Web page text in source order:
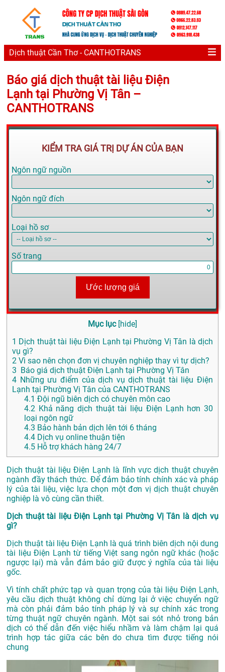
Dịch thuật Cần Thơ - CANTHOTRANS
Báo giá dịch thuật tài liệu Điện
Lạnh tại Phường Vị Tân –
CANTHOTRANS
KIỂM TRA GIÁ TRỊ DỰ ÁN CỦA BẠN
Ngôn ngữ nguồn
Ngôn ngữ đích
Loại hồ sơ
Số trang
Ước lượng giá
Mục lục [hide]
1 Dịch thuật tài liệu Điện Lạnh tại Phường Vị Tân là dịch
vụ gì?
2 Vì sao nên chọn đơn vị chuyên nghiệp thay vì tự dịch?
3 Báo giá dịch thuật Điện Lạnh tại Phường Vị Tân
4 Những ưu điểm của dịch vụ dịch thuật tài liệu Điện
Lạnh tại Phường Vị Tân của CANTHOTRANS
4.1 Đội ngũ biên dịch có chuyên môn cao
4.2 Khả năng dịch thuật tài liệu Điện Lạnh hơn 30
loại ngôn ngữ
4.3 Bảo hành bản dịch lên tới 6 tháng
4.4 Dịch vụ online thuận tiện
4.5 Hỗ trợ khách hàng 24/7
Dịch thuật tài liệu Điện Lạnh là lĩnh vực dịch thuật chuyên
ngành đầy thách thức. Để đảm bảo tính chính xác và pháp
lý của tài liệu, việc lựa chọn một đơn vị dịch thuật chuyên
nghiệp là vô cùng cần thiết.
Dịch thuật tài liệu Điện Lạnh tại Phường Vị Tân là dịch vụ
gì?
Dịch thuật tài liệu Điện Lạnh là quá trình biên dịch nội dung
tài liệu Điện Lạnh từ tiếng Việt sang ngôn ngữ khác (hoặc
ngược lại) mà vẫn đảm bảo giữ được ý nghĩa của tài liệu
gốc.
Vì tính chất phức tạp và quan trọng của tài liệu Điện Lạnh,
yêu cầu dịch thuật không chỉ dừng lại ở việc chuyển ngữ
mà còn phải đảm bảo tính pháp lý và sự chính xác trong
từng thuật ngữ chuyên ngành. Một sai sót nhỏ trong bản
dịch có thể dẫn đến việc hiểu nhầm và làm chậm lại quá
trình hợp tác giữa các bên do chưa tìm được tiếng nói
chung